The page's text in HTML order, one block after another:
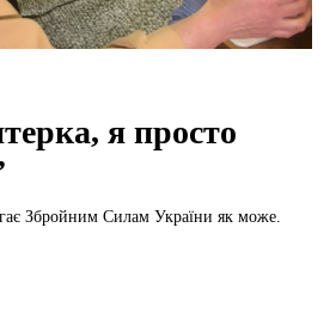
я просто
Збройним Силам України як може.